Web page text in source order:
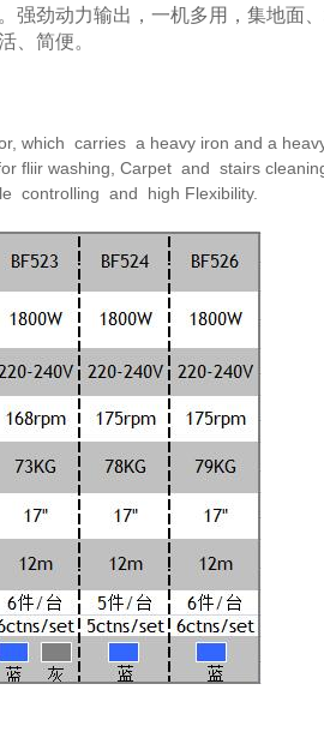
强劲动力输出，一机多用，集地面
、简便。
which carries a heavy iron and a
fliir washing, Carpet and stairs
controlling and high Flexibility.